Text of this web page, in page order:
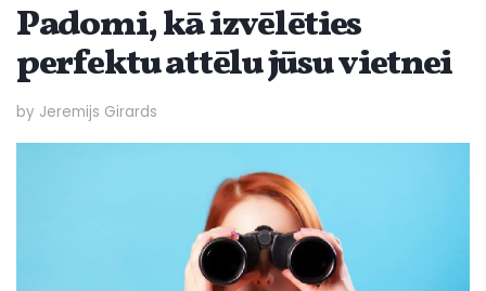
Padomi, kā izvēlēties
perfektu attēlu jūsu vietnei
by Jeremijs Girards